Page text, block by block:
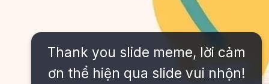
Thank you slide meme, lời cảm
ơn thể hiện qua slide vui nhộn!